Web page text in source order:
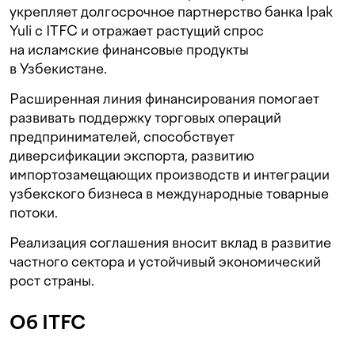
укрепляет долгосрочное партнерство банка Ipak
Yuli с ITFC и отражает растущий спрос
на исламские финансовые продукты
в Узбекистане.
Расширенная линия финансирования помогает
развивать поддержку торговых операций
предпринимателей, способствует
диверсификации экспорта, развитию
импортозамещающих производств и интеграции
узбекского бизнеса в международные товарные
потоки.
Реализация соглашения вносит вклад в развитие
частного сектора и устойчивый экономический
рост страны.
Об ITFC